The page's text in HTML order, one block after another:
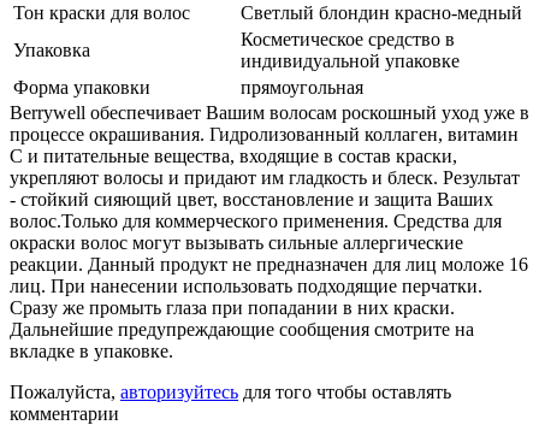
Тон краски для волос
Светлый блондин красно-медный
Упаковка
Косметическое средство в
индивидуальной упаковке
Форма упаковки
прямоугольная
Berrywell обеспечивает Вашим волосам роскошный уход уже в
процессе окрашивания. Гидролизованный коллаген, витамин
С и питательные вещества, входящие в состав краски,
укрепляют волосы и придают им гладкость и блеск. Результат
- стойкий сияющий цвет, восстановление и защита Ваших
волос.Только для коммерческого применения. Средства для
окраски волос могут вызывать сильные аллергические
реакции. Данный продукт не предназначен для лиц моложе 16
лиц. При нанесении использовать подходящие перчатки.
Сразу же промыть глаза при попадании в них краски.
Дальнейшие предупреждающие сообщения смотрите на
вкладке в упаковке.
Пожалуйста, авторизуйтесь для того чтобы оставлять
комментарии